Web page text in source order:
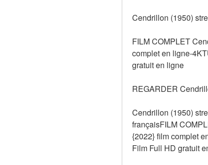
Cendrillon (1950)
FILM COMPLET
complet en ligne-
gratuit en ligne
REGARDER
Cendrillon (1950)
françaisFILM
{2022} film complet
Film Full HD gratuit